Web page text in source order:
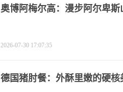
奥博阿梅尔高：漫步阿尔卑
2026-07-30 17:07:35
德国猪肘餐：外酥里嫩的硬核